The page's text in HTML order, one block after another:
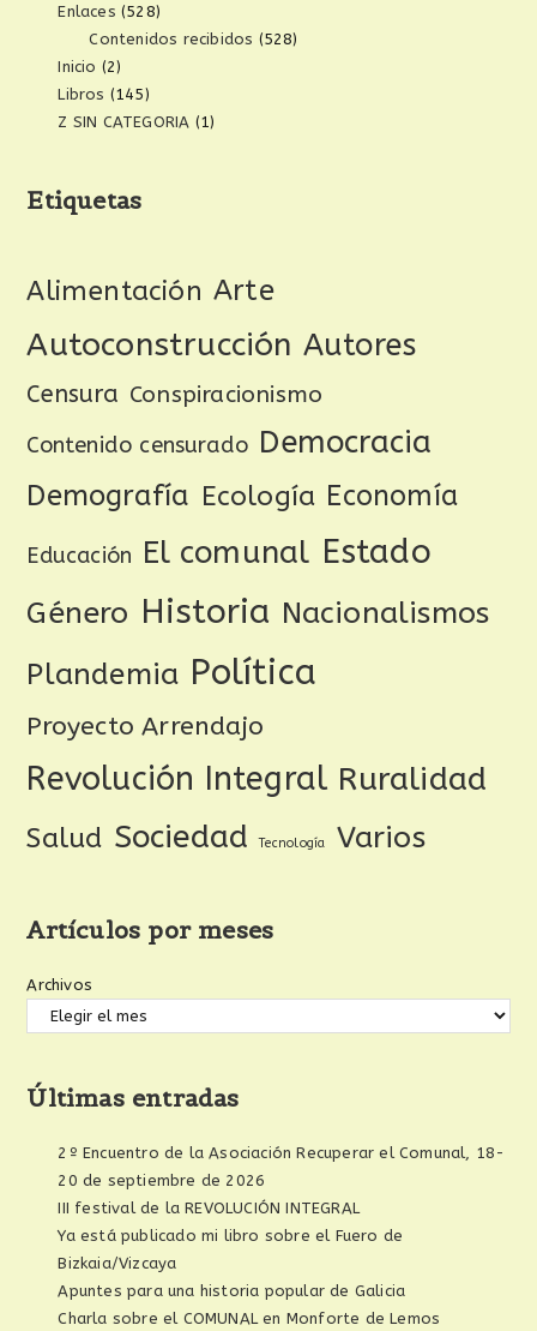
Enlaces (528)
Contenidos recibidos (528)
Inicio (2)
Libros (145)
Z SIN CATEGORIA (1)
Etiquetas
Alimentación Arte
Autoconstrucción Autores
Censura Conspiracionismo
Contenido censurado Democracia
Demografía Ecología Economía
Educación El comunal Estado
Género Historia Nacionalismos
Plandemia Política
Proyecto Arrendajo
Revolución Integral Ruralidad
Salud Sociedad Tecnología Varios
Artículos por meses
Archivos
Últimas entradas
2º Encuentro de la Asociación Recuperar el Comunal, 18-
20 de septiembre de 2026
III festival de la REVOLUCIÓN INTEGRAL
Ya está publicado mi libro sobre el Fuero de
Bizkaia/Vizcaya
Apuntes para una historia popular de Galicia
Charla sobre el COMUNAL en Monforte de Lemos